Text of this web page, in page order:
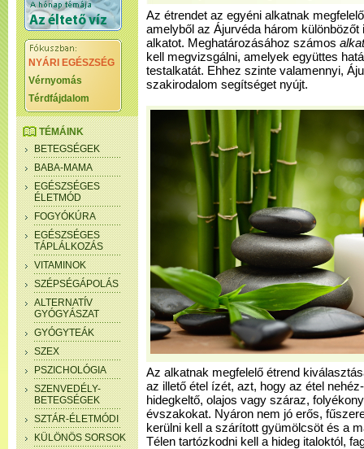
NYÁRI EGÉSZSÉG
Vérnyomás
Térdfájdalom
TÉMÁINK
BETEGSÉGEK
BABA-MAMA
EGÉSZSÉGES
ÉLETMÓD
FOGYÓKÚRA
EGÉSZSÉGES
TÁPLÁLKOZÁS
VITAMINOK
SZÉPSÉGÁPOLÁS
ALTERNATÍV
GYÓGYÁSZAT
GYÓGYTEÁK
SZEX
PSZICHOLÓGIA
SZENVEDÉLY-
BETEGSÉGEK
SZTÁR-ÉLETMÓDI
KÜLÖNÖS SORSOK
Az étrendet az egyéni alkatnak
amelyből az Ájurvéda három
alkatot. Meghatározásához számos
kell megvizsgálni, amelyek együttes
testalkatát. Ehhez szinte valamennyi,
szakirodalom segítséget nyújt.
Az alkatnak megfelelő étrend
az illető étel ízét, azt, hogy az étel
hidegkeltő, olajos vagy száraz,
évszakokat. Nyáron nem jó erős,
kerülni kell a szárított gyümölcsöt és a
Télen tartózkodni kell a hideg italoktól,